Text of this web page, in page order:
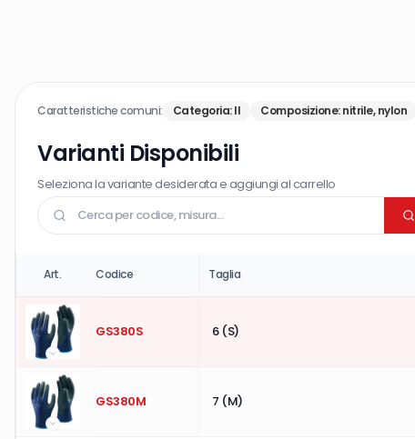
Caratteristiche comuni: Categoria:II Composizione:nitrile, nylon
Varianti Disponibili
Seleziona la variante desiderata e aggiungi al carrello
Art. Codice Taglia
GS380S 6 (S)
GS380M 7 (M)